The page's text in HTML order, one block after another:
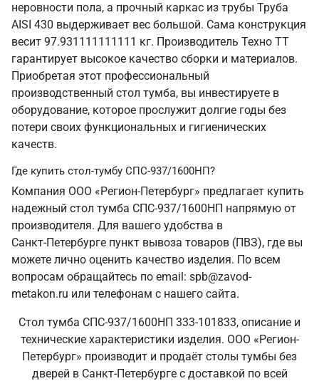
неровности пола, а прочный каркас из трубы Труба
AISI 430 выдерживает вес большой. Сама конструкция
весит 97.931111111111 кг. Производитель Техно ТТ
гарантирует высокое качество сборки и материалов.
Приобретая этот профессиональный
производственный стол тумба, вы инвестируете в
оборудование, которое прослужит долгие годы без
потери своих функциональных и гигиенических
качеств.
Где купить стол-тумбу СПС-937/1600НП?
Компания ООО «Регион-Петербург» предлагает купить
надежный стол тумба СПС-937/1600НП напрямую от
производителя. Для вашего удобства в
Санкт‑Петербурге пункт вывоза товаров (ПВЗ), где вы
можете лично оценить качество изделия. По всем
вопросам обращайтесь по email: spb@zavod-
metakon.ru или телефонам с нашего сайта.
Стол тумба СПС-937/1600НП 333-101833, описание и
технические характеристики изделия. ООО «Регион-
Петербург» производит и продаёт столы тумбы без
дверей в Санкт‑Петербурге с доставкой по всей